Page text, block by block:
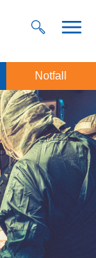
Notfall